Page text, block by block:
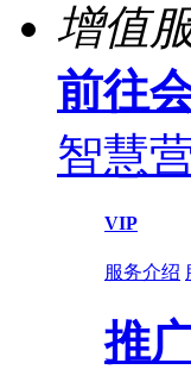
增值
前往
智慧
VIP
服务介绍
推